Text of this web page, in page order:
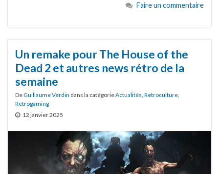
Faire un commentaire
Un remake pour The House of the
Dead 2 et autres news rétro de la
semaine
DeGuillaume Verdin dans la catégorieActualités, Retroculture,
Retrogaming
12 janvier 2025